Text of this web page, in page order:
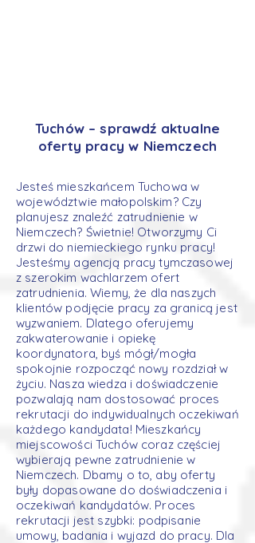
Tuchów – sprawdź aktualne
oferty pracy w Niemczech
Jesteś mieszkańcem Tuchowa w
województwie małopolskim? Czy
planujesz znaleźć zatrudnienie w
Niemczech? Świetnie! Otworzymy Ci
drzwi do niemieckiego rynku pracy!
Jesteśmy agencją pracy tymczasowej
z szerokim wachlarzem ofert
zatrudnienia. Wiemy, że dla naszych
klientów podjęcie pracy za granicą jest
wyzwaniem. Dlatego oferujemy
zakwaterowanie i opiekę
koordynatora, byś mógł/mogła
spokojnie rozpocząć nowy rozdział w
życiu. Nasza wiedza i doświadczenie
pozwalają nam dostosować proces
rekrutacji do indywidualnych oczekiwań
każdego kandydata! Mieszkańcy
miejscowości Tuchów coraz częściej
wybierają pewne zatrudnienie w
Niemczech. Dbamy o to, aby oferty
były dopasowane do doświadczenia i
oczekiwań kandydatów. Proces
rekrutacji jest szybki: podpisanie
umowy, badania i wyjazd do pracy. Dla